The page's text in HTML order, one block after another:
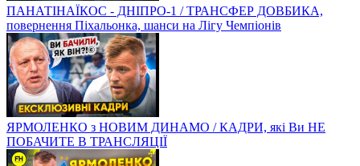
ПАНАТІНАЇКОС - ДНІПРО-1 / ТРАНСФЕР ДОВБИКА,
повернення Піхальонка, шанси на Лігу Чемпіонів
ЯРМОЛЕНКО з НОВИМ ДИНАМО / КАДРИ, які Ви НЕ
ПОБАЧИТЕ В ТРАНСЛЯЦІЇ